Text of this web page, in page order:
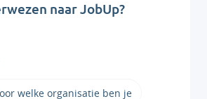
naar JobUp?